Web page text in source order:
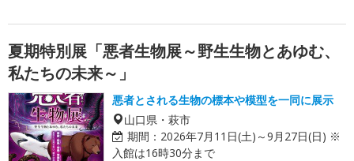
夏期特別展「悪者生物展～野生生物とあゆむ、
私たちの未来～」
悪者とされる生物の標本や模型を一同に展示
山口県・萩市
期間： 2026年7月11日(土)～9月27日(日) ※
入館は16時30分まで